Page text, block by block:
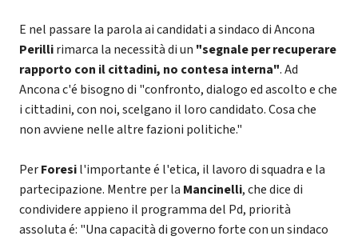
E nel passare la parola ai candidati a sindaco di Ancona
Perillirimarca la necessità di un "segnale per recuperare
rapporto con il cittadini, no contesa interna". Ad
Ancona c'é bisogno di "confronto, dialogo ed ascolto e che
i cittadini, con noi, scelgano il loro candidato. Cosa che
non avviene nelle altre fazioni politiche."
PerForesil'importante é l'etica, il lavoro di squadra e la
partecipazione. Mentre per la Mancinelli, che dice di
condividere appieno il programma del Pd, priorità
assoluta é: "Una capacità di governo forte con un sindaco